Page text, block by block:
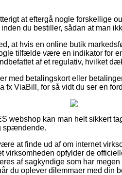
at eftergå nogle forskellige
du bestiller, sådan at man
at hvis en online butik
tilfælde være en indikator for
af et regulativ, hvilket
med betalingskort eller
fx ViaBill, for så vidt du ser en
webshop kan man helt sikkert
spændende.
at finde ud af om internet
virksomheden opfylder de
af sagkyndige som har
du oplever dilemmaer med din